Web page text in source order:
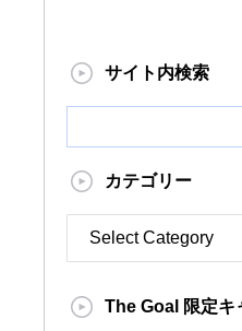
サイト内検索
カテゴリー
The Goal 限定キ